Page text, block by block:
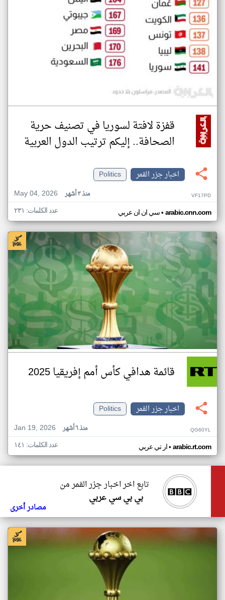
قفزة لافتة لسوريا في تصنيف حرية
الصحافة.. إليكم ترتيب الدول العربية
اخبار جزر القمر
Politics
May 04, 2026
منذ ٣ أشهر VF17PD
سي ان ان عربي• arabic.cnn.com عدد الكلمات: ٢٣١
قائمة هدافي كأس أمم إفريقيا 2025
اخبار جزر القمر
Politics
Jan 19, 2026
منذ ٦ أشهر QG60YL
ار تي عربي• arabic.rt.com عدد الكلمات: ١٤١
تابع اخر اخبار جزر القمر من
بي بي سي عربي
مصادر أخرى